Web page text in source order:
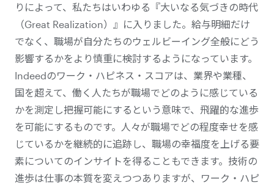
りによって、私たちはいわゆる『大いなる気づきの時代
（Great Realization）』に入りました。給与明細だけ
でなく、職場が自分たちのウェルビーイング全般にどう
影響するかをより慎重に検討するようになっています。
Indeedのワーク・ハピネス・スコアは、業界や業種、
国を超えて、働く人たちが職場でどのように感じている
かを測定し把握可能にするという意味で、飛躍的な進歩
を可能にするものです。人々が職場でどの程度幸せを感
じているかを継続的に追跡し、職場の幸福度を上げる要
素についてのインサイトを得ることもできます。技術の
進歩は仕事の本質を変えつつありますが、ワーク・ハピ